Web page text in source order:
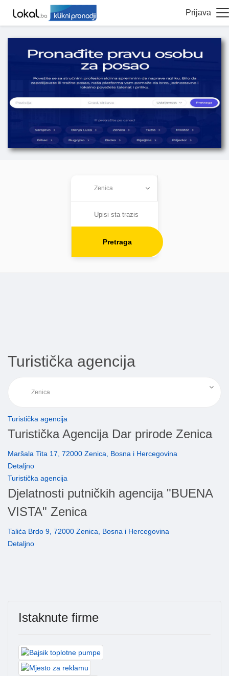
Prijava
Pretraga
Turistička agencija
Turistička agencija
Turistička Agencija Dar prirode Zenica
Maršala Tita 17, 72000 Zenica, Bosna i Hercegovina
Detaljno
Turistička agencija
Djelatnosti putničkih agencija "BUENA
VISTA" Zenica
Talića Brdo 9, 72000 Zenica, Bosna i Hercegovina
Detaljno
Istaknute firme